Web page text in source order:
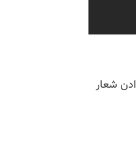
شعار